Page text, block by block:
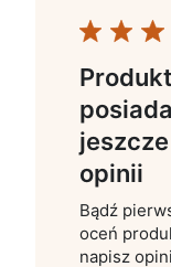
posiada
jeszcze
opinii
Bądź
oceń
napisz